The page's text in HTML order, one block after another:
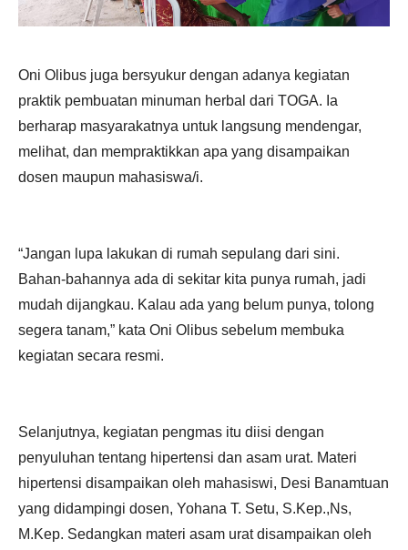
Oni Olibus juga bersyukur dengan adanya kegiatan
praktik pembuatan minuman herbal dari TOGA. Ia
berharap masyarakatnya untuk langsung mendengar,
melihat, dan mempraktikkan apa yang disampaikan
dosen maupun mahasiswa/i.
“Jangan lupa lakukan di rumah sepulang dari sini.
Bahan-bahannya ada di sekitar kita punya rumah, jadi
mudah dijangkau. Kalau ada yang belum punya, tolong
segera tanam,” kata Oni Olibus sebelum membuka
kegiatan secara resmi.
Selanjutnya, kegiatan pengmas itu diisi dengan
penyuluhan tentang hipertensi dan asam urat. Materi
hipertensi disampaikan oleh mahasiswi, Desi Banamtuan
yang didampingi dosen, Yohana T. Setu, S.Kep.,Ns,
M.Kep. Sedangkan materi asam urat disampaikan oleh